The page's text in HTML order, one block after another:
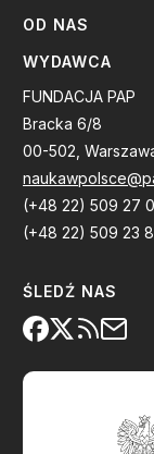
OD NAS
WYDAWCA
FUNDACJA PAP
Bracka 6/8
00-502,
(+48 22) 509 27
(+48 22) 509 23
ŚLEDŹ NAS